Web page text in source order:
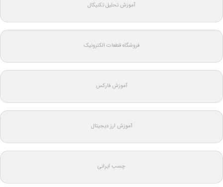
آموزش تحلیل تکنیکال
فروشگاه قطعات الکترونیک
آموزش فارکس
آموزش ارز دیجیتال
چسب ایرانی